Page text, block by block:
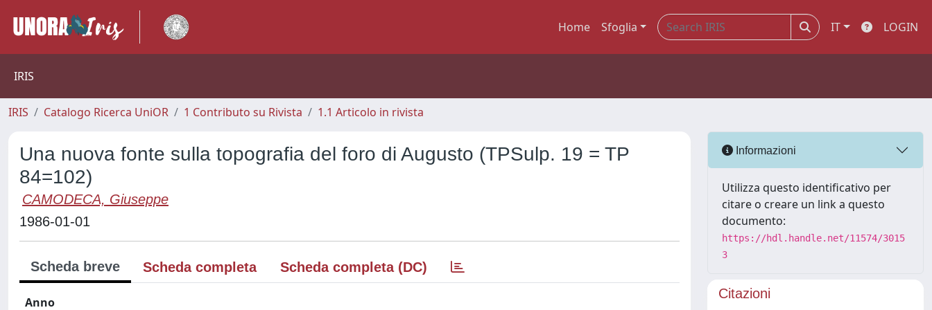
Home Sfoglia IT LOGIN
IRIS
IRIS Catalogo Ricerca UniOR 1 Contributo su Rivista 1.1 Articolo in rivista
Una nuova fonte sulla topografia del foro di Augusto (TPSulp. 19 = TP
84=102)
CAMODECA, Giuseppe
1986-01-01
Scheda breve Scheda completa Scheda completa (DC)
Anno
Informazioni
Utilizza questo identificativo per
citare o creare un link a questo
documento:
https://hdl.handle.net/11574/3015
3
Citazioni